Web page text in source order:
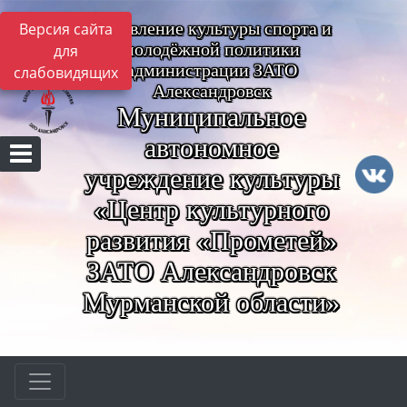
Версия сайта
для
слабовидящих
Управление культуры спорта и
молодёжной политики
администрации ЗАТО
Александровск
Муниципальное
автономное
учреждение культуры
«Центр культурного
развития «Прометей»
ЗАТО Александровск
Мурманской области»